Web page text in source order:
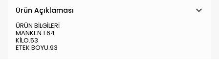
Ürün Açıklaması
ÜRÜN BİLGİLERİ
MANKEN.1.64
KİLO.53
ETEK BOYU.93